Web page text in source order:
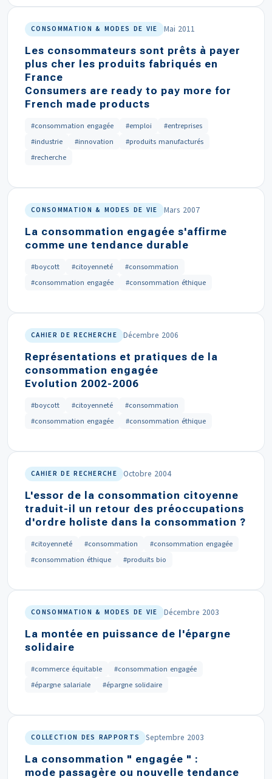
CONSOMMATION & MODES DE VIE Mai 2011
Les consommateurs sont prêts à payer
plus cher les produits fabriqués en
France
Consumers are ready to pay more for
French made products
#consommation engagée #emploi
#entreprises
#industrie
#innovation
#produits manufacturés
#recherche
CONSOMMATION & MODES DE VIE Mars 2007
La consommation engagée s'affirme
comme une tendance durable
#boycott #citoyenneté
#consommation
#consommation engagée
#consommation éthique
CAHIER DE RECHERCHE Décembre 2006
Représentations et pratiques de la
consommation engagée
Evolution 2002-2006
#boycott #citoyenneté
#consommation
#consommation engagée
#consommation éthique
CAHIER DE RECHERCHE Octobre 2004
L'essor de la consommation citoyenne
traduit-il un retour des préoccupations
d'ordre holiste dans la consommation ?
#citoyenneté #consommation
#consommation engagée
#consommation éthique
#produits bio
CONSOMMATION & MODES DE VIE Décembre 2003
La montée en puissance de l'épargne
solidaire
#commerce équitable
#consommation engagée
#épargne salariale
#épargne solidaire
COLLECTION DES RAPPORTS Septembre 2003
La consommation " engagée " :
mode passagère ou nouvelle tendance